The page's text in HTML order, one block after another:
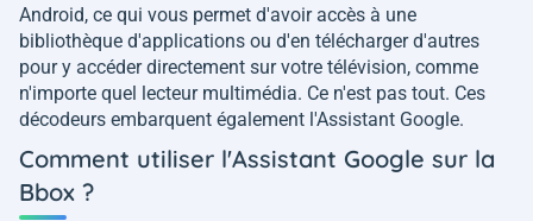
Android, ce qui vous permet d'avoir accès à une
bibliothèque d'applications ou d'en télécharger d'autres
pour y accéder directement sur votre télévision, comme
n'importe quel lecteur multimédia. Ce n'est pas tout. Ces
décodeurs embarquent également l'Assistant Google.
Comment utiliser l'Assistant Google sur la
Bbox ?